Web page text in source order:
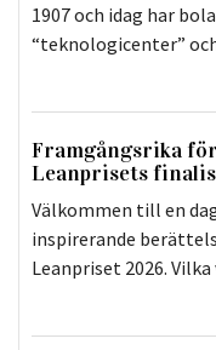
1907 och idag har
“teknologicenter”
Framgångsrika
Leanprisets
Välkommen till en
inspirerande
Leanpriset 2026.